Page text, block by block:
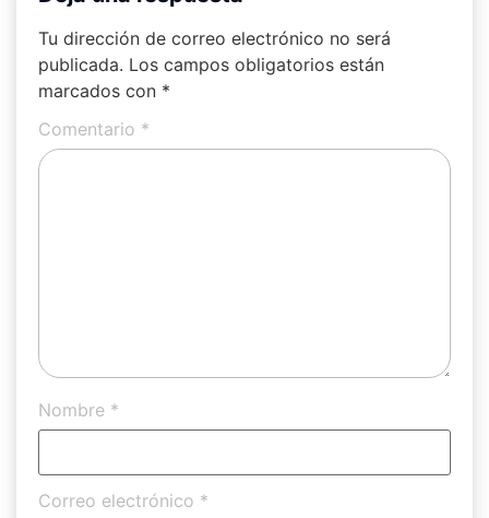
Tu dirección de correo electrónico no será
publicada. Los campos obligatorios están
marcados con *
Comentario *
Nombre *
Correo electrónico *